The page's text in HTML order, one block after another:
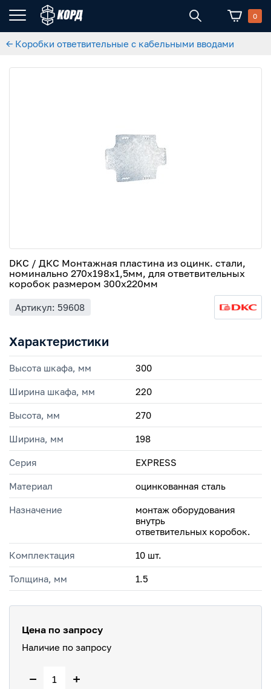
0
← Коробки ответвительные с кабельными вводами
DKC / ДКС Монтажная пластина из оцинк. стали,
номинально 270х198х1,5мм, для ответвительных
коробок размером 300х220мм
Артикул: 59608
Характеристики
Высота шкафа, мм 300
Ширина шкафа, мм 220
Высота, мм 270
Ширина, мм 198
Серия EXPRESS
Материал оцинкованная сталь
Назначение
монтаж оборудования
внутрь
ответвительных коробок.
Комплектация 10 шт.
Толщина, мм 1.5
Цена по запросу
Наличие по запросу
− +